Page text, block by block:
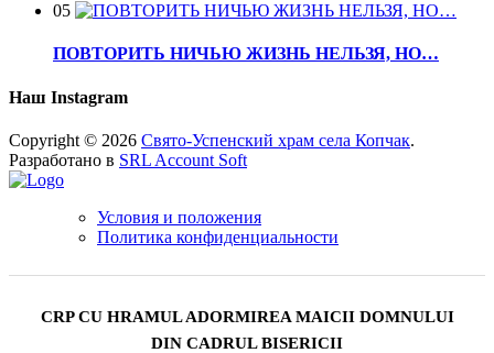
05
ПОВТОРИТЬ НИЧЬЮ ЖИЗНЬ НЕЛЬЗЯ, НО…
Наш Instagram
Copyright © 2026 Свято-Успенский храм села Копчак.
Разработано в SRL Account Soft
Условия и положения
Политика конфиденциальности
CRP CU HRAMUL ADORMIREA MAICII DOMNULUI
DIN CADRUL BISERICII